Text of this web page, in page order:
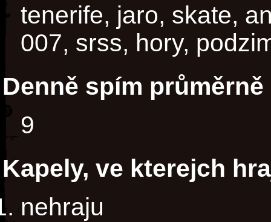
tenerife, jaro, skate,
007, srss, hory,
Denně spím
9
Kapely, ve kterejch
nehraju